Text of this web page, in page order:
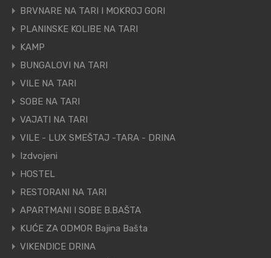
BRVNARE NA TARI I MOKROJ GORI
PLANINSKE KOLIBE NA TARI
KAMP
BUNGALOVI NA TARI
VILE NA TARI
SOBE NA TARI
VAJATI NA TARI
VILE - LUX SMEŠTAJ -TARA - DRINA
Izdvojeni
HOSTEL
RESTORANI NA TARI
APARTMANI I SOBE B.BAŠTA
KUĆE ZA ODMOR Bajina Bašta
VIKENDICE DRINA